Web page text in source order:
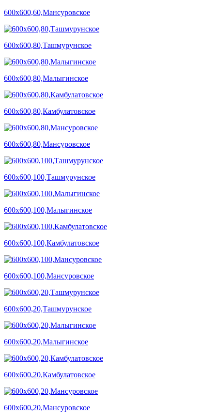
600х600,60,Мансуровское
600х600,80,Ташмурунское
600х600,80,Малыгинское
600х600,80,Камбулатовское
600х600,80,Мансуровское
600х600,100,Ташмурунское
600х600,100,Малыгинское
600х600,100,Камбулатовское
600х600,100,Мансуровское
600х600,20,Ташмурунское
600х600,20,Малыгинское
600х600,20,Камбулатовское
600х600,20,Мансуровское